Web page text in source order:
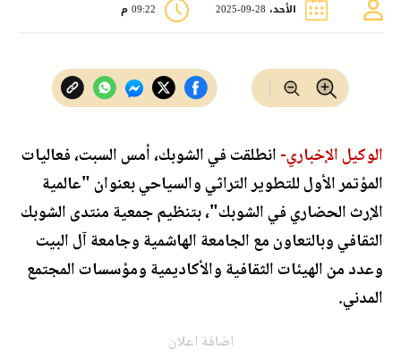
الأحد، 28-09-2025 09:22 م
الوكيل الإخباري-انطلقت في الشوبك، أمس السبت، فعاليات
المؤتمر الأول للتطوير التراثي والسياحي بعنوان "عالمية
الإرث الحضاري في الشوبك"، بتنظيم جمعية منتدى الشوبك
الثقافي وبالتعاون مع الجامعة الهاشمية وجامعة آل البيت
وعدد من الهيئات الثقافية والأكاديمية ومؤسسات المجتمع
المدني.
اضافة اعلان